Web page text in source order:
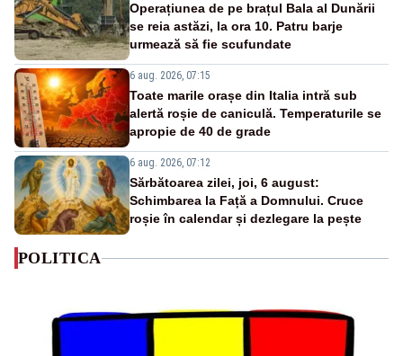
Operațiunea de pe brațul Bala al Dunării
se reia astăzi, la ora 10. Patru barje
urmează să fie scufundate
6 aug. 2026, 07:15
Toate marile orașe din Italia intră sub
alertă roșie de caniculă. Temperaturile se
apropie de 40 de grade
6 aug. 2026, 07:12
Sărbătoarea zilei, joi, 6 august:
Schimbarea la Față a Domnului. Cruce
roșie în calendar și dezlegare la pește
POLITICA